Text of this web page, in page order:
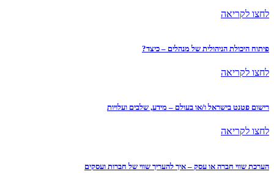
לחצו לקריאה
פיתוח היכולת הניהולית של מנהלים – כיצד?
לחצו לקריאה
רישום פטנט בישראל ו/או בעולם – מידע, שלבים ועלויות
לחצו לקריאה
הערכת שווי חברה או עסק – איך להעריך שווי של חברות ועסקים